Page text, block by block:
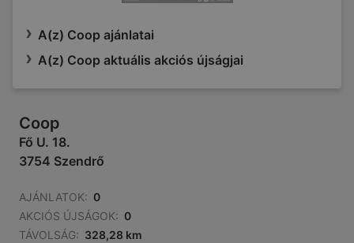
A(z) Coop ajánlatai
A(z) Coop aktuális akciós újságjai
Coop
Fő U. 18.
3754 Szendrő
AJÁNLATOK: 0
AKCIÓS ÚJSÁGOK: 0
TÁVOLSÁG: 328,28 km